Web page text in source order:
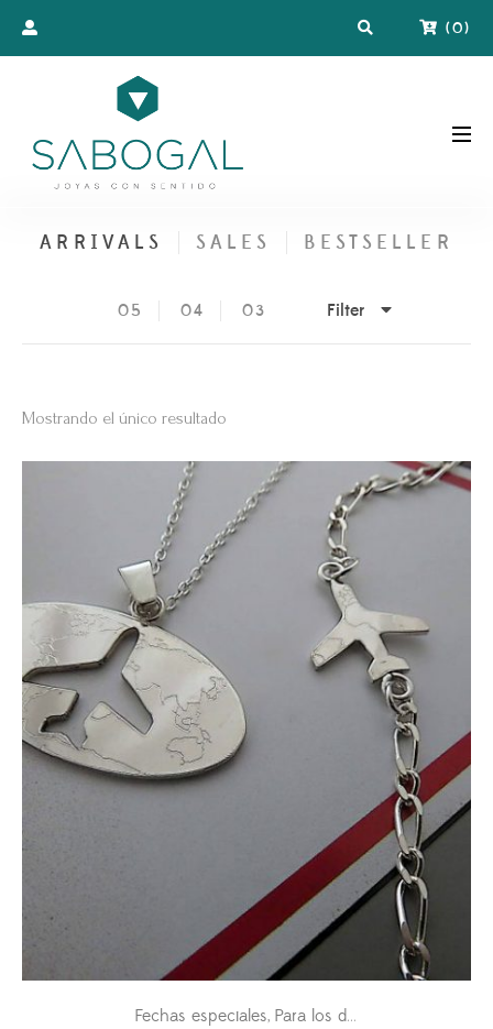
(0)
ARRIVALS SALES BESTSELLER
05 04 03 Filter
Mostrando el único resultado
Fechas especiales, Para los dos